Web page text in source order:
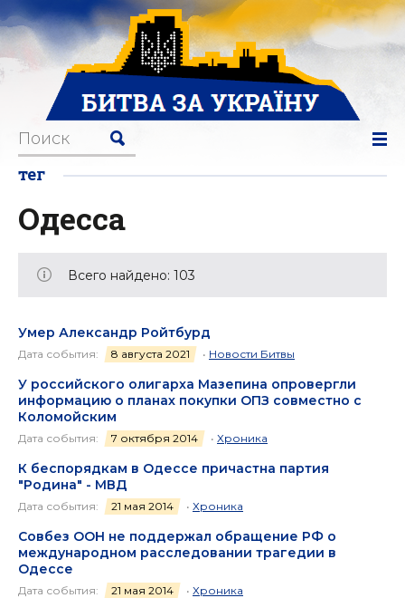
тег
Одесса
Всего найдено: 103
Умер Александр Ройтбурд
Дата события: 8 августа 2021 • Новости Битвы
У российского олигарха Мазепина опровергли
информацию о планах покупки ОПЗ совместно с
Коломойским
Дата события: 7 октября 2014 • Хроника
К беспорядкам в Одессе причастна партия
"Родина" - МВД
Дата события: 21 мая 2014 • Хроника
Совбез ООН не поддержал обращение РФ о
международном расследовании трагедии в
Одессе
Дата события: 21 мая 2014 • Хроника